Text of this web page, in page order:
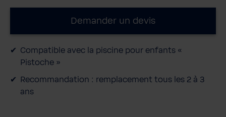
Demander un devis
Compatible avec la piscine pour enfants «
Pistoche »
Recommandation : remplacement tous les 2 à 3
ans